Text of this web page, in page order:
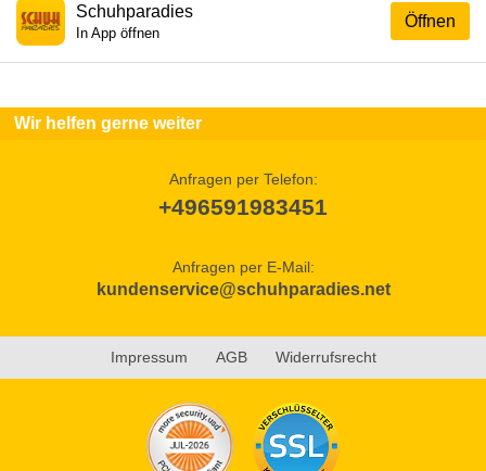
Öffnen
Schuhparadies
In App öffnen
Wir helfen gerne weiter
Anfragen per Telefon:
+496591983451
Anfragen per E-Mail:
kundenservice@schuhparadies.net
Impressum AGB Widerrufsrecht